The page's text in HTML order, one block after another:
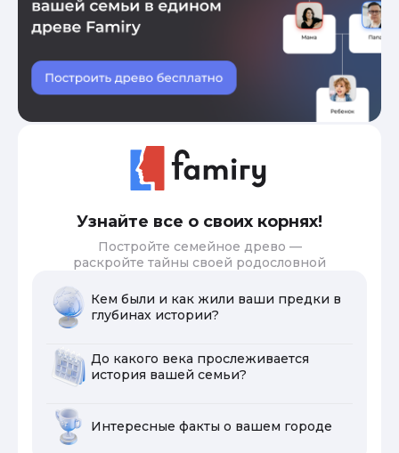
Узнайте все о своих корнях!
Постройте семейное древо —
раскройте тайны своей родословной
Кем были и как жили ваши предки в
глубинах истории?
До какого века прослеживается
история вашей семьи?
Интересные факты о вашем городе